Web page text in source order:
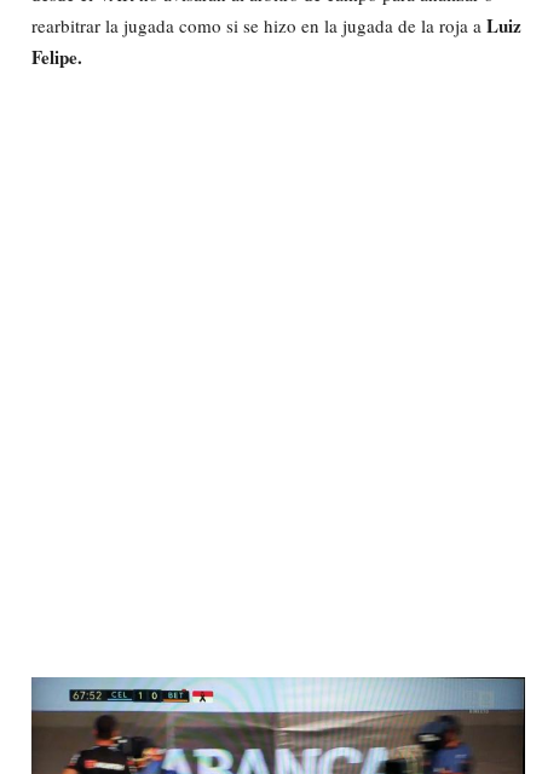
rearbitrar la jugada como si se hizo en la jugada de la roja a Luiz
Felipe.